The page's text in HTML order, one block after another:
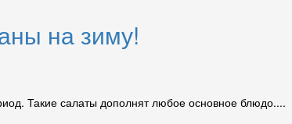
на зиму!
Такие салаты дополнят любое основное блюдо....